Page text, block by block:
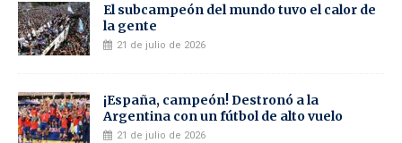
El subcampeón del mundo tuvo el calor de
la gente
21 de julio de 2026
¡España, campeón! Destronó a la
Argentina con un fútbol de alto vuelo
21 de julio de 2026